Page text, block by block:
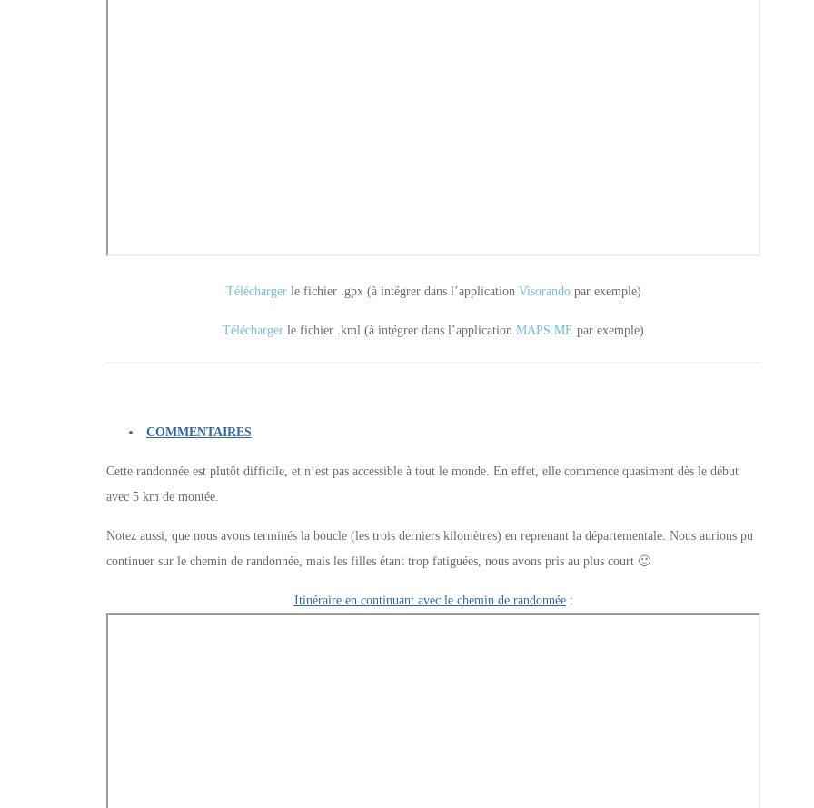
Téléchargerle fichier .gpx (à intégrer dans l’application Visorandopar exemple)
Télécharger le fichier .kml (à intégrer dans l’application MAPS.ME par exemple)
COMMENTAIRES
Cette randonnée est plutôt difficile, et n’est pas accessible à tout le monde. En effet, elle commence quasiment dès le début
avec 5 km de montée.
Notez aussi, que nous avons terminés la boucle (les trois derniers kilomètres) en reprenant la départementale. Nous aurions pu
continuer sur le chemin de randonnée, mais les filles étant trop fatiguées, nous avons pris au plus court 🙂
Itinéraire en continuant avec le chemin de randonnée: